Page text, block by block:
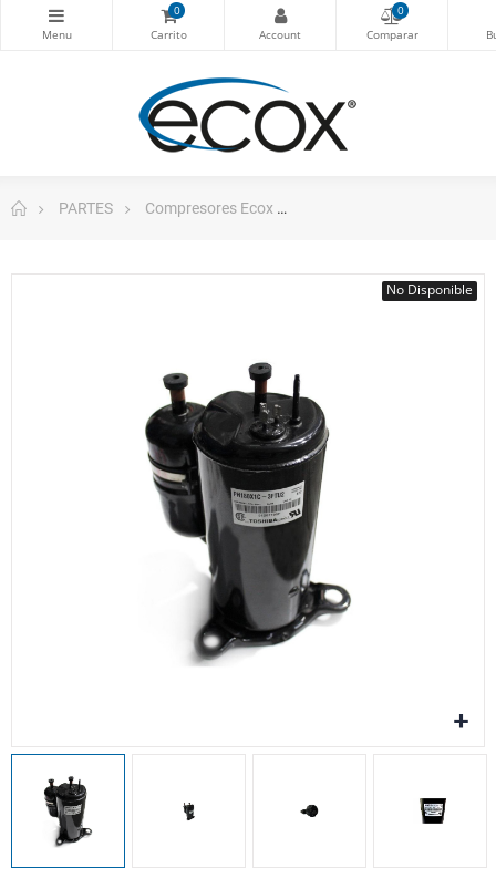
0 0
PARTES Compresores Ecox
No Disponible